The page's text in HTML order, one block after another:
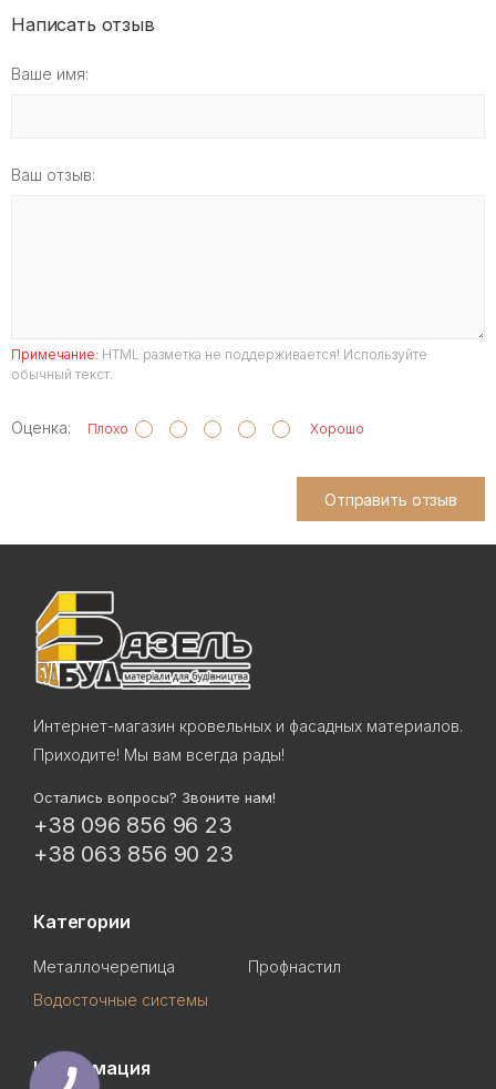
Написать отзыв
Ваше имя:
Ваш отзыв:
Примечание: HTML разметка не поддерживается! Используйте
обычный текст.
Оценка: Плохо Хорошо
Отправить отзыв
Интернет-магазин кровельных и фасадных материалов.
Приходите! Мы вам всегда рады!
Остались вопросы? Звоните нам!
+38 096 856 96 23
+38 063 856 90 23
Категории
Металлочерепица
Профнастил
Водосточные системы
Информация